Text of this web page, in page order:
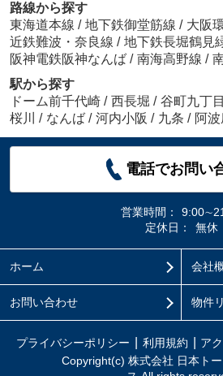
路線から探す
東海道本線 / 地下鉄御堂筋線 / 大阪
近鉄難波・奈良線 / 地下鉄長堀鶴見
阪神電鉄阪神なんば / 南海高野線 /
駅から探す
ドーム前千代崎 / 西長堀 / 谷町九丁目
桜川
/ なんば / 河内小阪 / 九条 / 阿波
電話でお問い
営業時間：
定休日：
無休
ホーム 会社
お問い合わせ 物件
プライバシーポリシー 利用規約 ア
Copyright(c) 株式会社 日本ト